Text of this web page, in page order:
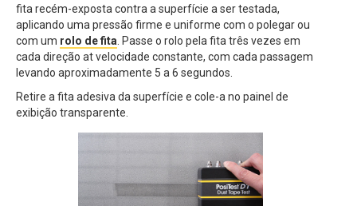
fita recém-exposta contra a superfície a ser testada,
aplicando uma pressão firme e uniforme com o polegar ou
com um rolo de fita . Passe o rolo pela fita três vezes em
cada direção at velocidade constante, com cada passagem
levando aproximadamente 5 a 6 segundos.
Retire a fita adesiva da superfície e cole-a no painel de
exibição transparente.